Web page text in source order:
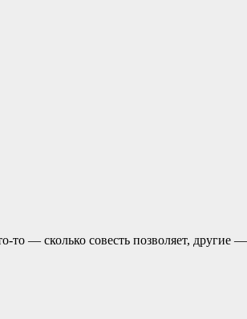
— сколько совесть позвoляет, другие